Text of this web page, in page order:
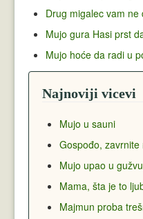
Drug migalec vam ne
Mujo gura Hasi prst
Mujo hoće da radi u
Najnoviji vicevi
Mujo u sauni
Gospođo,
Mujo upao u
Mama, šta je to
Majmun proba